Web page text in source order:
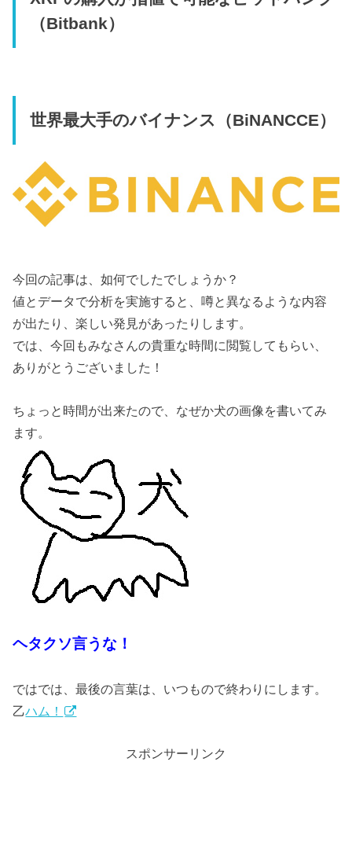
（Bitbank）
世界最大手のバイナンス（BiNANCCE）
今回の記事は、如何でしたでしょうか？
値とデータで分析を実施すると、噂と異なるような内容
が出たり、楽しい発見があったりします。
では、今回もみなさんの貴重な時間に閲覧してもらい、
ありがとうございました！
ちょっと時間が出来たので、なぜか犬の画像を書いてみ
ます。
ヘタクソ言うな！
ではでは、最後の言葉は、いつもので終わりにします。
乙ハム！
スポンサーリンク